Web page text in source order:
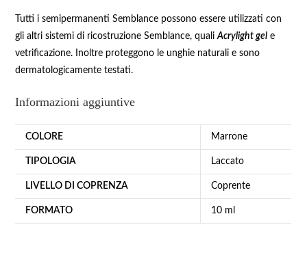
Tutti i semipermanenti Semblance possono essere utilizzati con
gli altri sistemi di ricostruzione Semblance, qualiAcrylight gel e
vetrificazione. Inoltre proteggono le unghie naturali e sono
dermatologicamente testati.
Informazioni aggiuntive
COLORE Marrone
TIPOLOGIA Laccato
LIVELLO DI COPRENZA Coprente
FORMATO 10 ml